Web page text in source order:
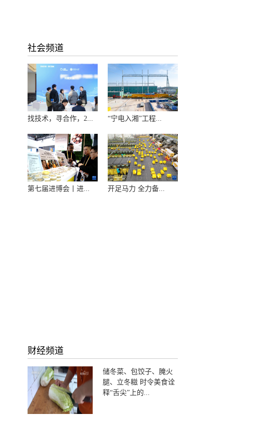
社会频道
找技术，寻合作，2... “宁电入湘”工程...
第七届进博会丨进... 开足马力 全力备...
财经频道
储冬菜、包饺子、腌火
腿、立冬糍 时令美食诠
释“舌尖”上的...